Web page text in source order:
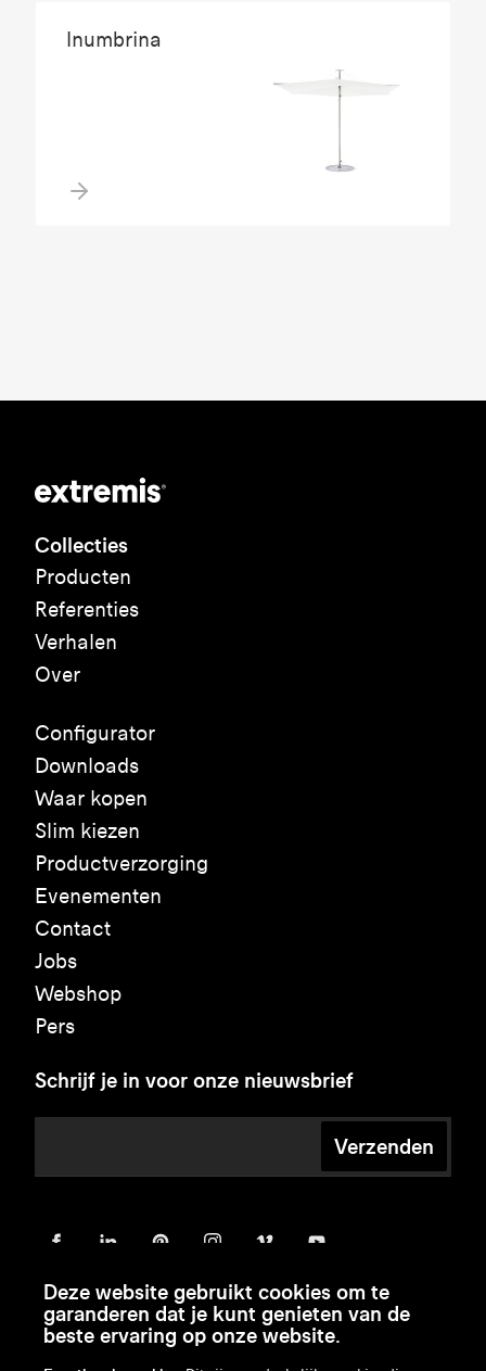
Inumbrina
Collecties
Producten
Referenties
Verhalen
Over
Configurator
Downloads
Waar kopen
Slim kiezen
Productverzorging
Evenementen
Contact
Jobs
Webshop
Pers
Schrijf je in voor onze nieuwsbrief
Verzenden
Deze website gebruikt cookies om te
garanderen dat je kunt genieten van de
beste ervaring op onze website.